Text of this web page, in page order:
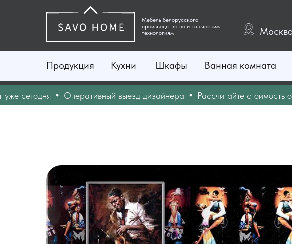
Мебель белорусского
производства по итальянским
технологиям
Ванная комната
Продукция Шкафы
Кухни
Оперативный выезд дизайнера Рассчитайте стоимость